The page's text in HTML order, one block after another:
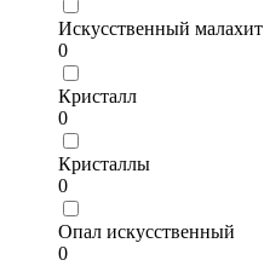
Искусственный малахит
0
Кристалл
0
Кристаллы
0
Опал искусственный
0